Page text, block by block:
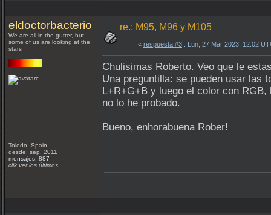
eldoctorbacterio
We are all in the gutter, but
some of us are looking at the
stars
Toledo, Spain
desde: sep, 2011
mensajes: 887
clik ver los últimos
re.: M95, M96 y M105
« respuesta #3 : Lun, 27 Mar 2023, 12:02
Chulisimas Roberto. Veo que le
Una preguntilla: se pueden usar las
L+R+G+B y luego el color con
no lo he probado.
Bueno, enhorabuena Rober!